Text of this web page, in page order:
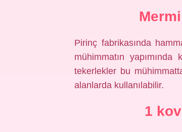
Pirinç fabrikasında
mühimmatın
tekerlekler bu
alanlarda kullanılabilir.
1